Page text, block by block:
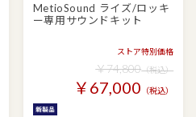
MetioSound ライズ/ロッキ
ー専用サウンドキット
ストア特別価格
￥74,800（税込）
￥67,000 （税込）